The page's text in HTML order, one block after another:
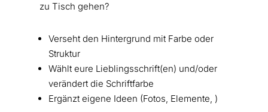
zu Tisch gehen?
Verseht den Hintergrund mit Farbe oder
Struktur
Wählt eure Lieblingsschrift(en) und/oder
verändert die Schriftfarbe
Ergänzt eigene Ideen (Fotos, Elemente, )